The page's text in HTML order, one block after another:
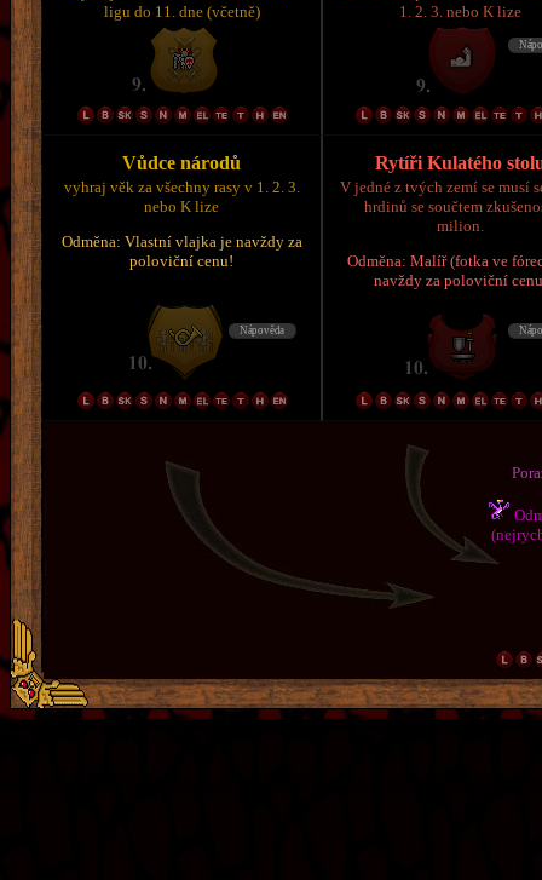
ligu do 11. dne (včetně)
1. 2. 3. nebo K lize
Vůdce národů
vyhraj věk za všechny rasy v 1. 2. 3.
nebo K lize
Odměna: Vlastní vlajka je navždy za
poloviční cenu!
Rytíři Kulatého
V jedné z tvých zemí se musí
hrdinů se součtem
milion.
Odměna: Malíř (fotka ve
navždy za poloviční